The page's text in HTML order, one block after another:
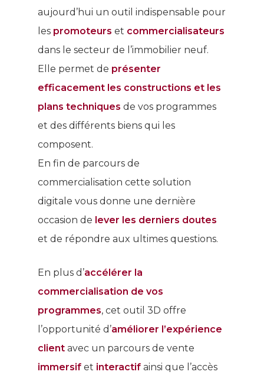
aujourd’hui un outil indispensable pour
les promoteurset commercialisateurs
dans le secteur de l’immobilier neuf.
Elle permet de présenter
efficacement les constructions et les
plans techniquesde vos programmes
et des différents biens qui les
composent.
En fin de parcours de
commercialisation cette solution
digitale vous donne une dernière
occasion de lever les derniers doutes
et de répondre aux ultimes questions.
En plus d’accélérer la
commercialisation de vos
programmes, cet outil 3D offre
l’opportunité d’améliorer l’expérience
client avec un parcours de vente
immersif et interactifainsi que l’accès